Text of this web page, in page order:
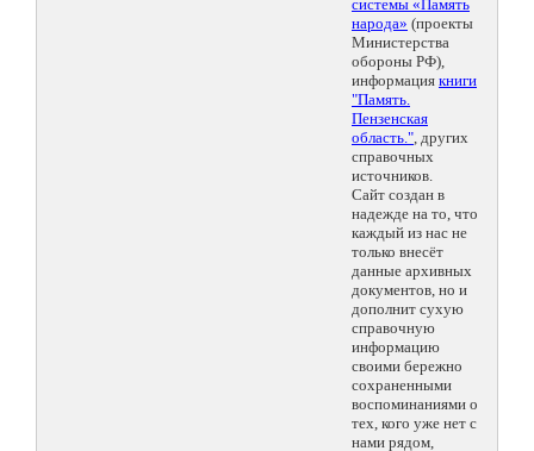
системы «Память
народа» (проекты
Министерства
обороны РФ),
информация книги
"Память.
Пензенская
область.", других
справочных
источников.
Сайт создан в
надежде на то, что
каждый из нас не
только внесёт
данные архивных
документов, но и
дополнит сухую
справочную
информацию
своими бережно
сохраненными
воспоминаниями о
тех, кого уже нет с
нами рядом,